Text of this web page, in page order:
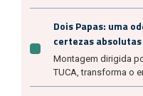
Dois Papas: uma
certezas absolutas
Montagem dirigida
TUCA, transforma o